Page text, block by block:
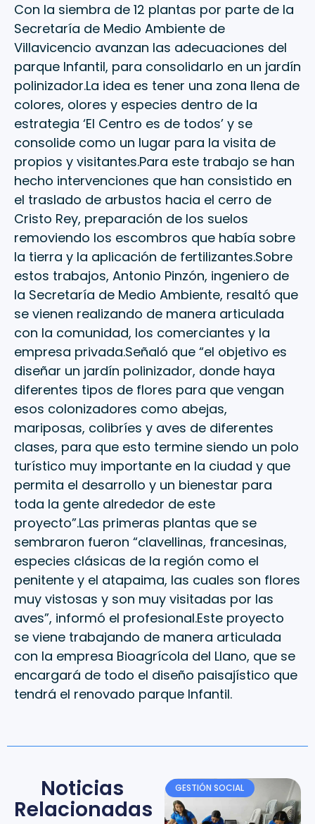
Con la siembra de 12 plantas por parte de la
Secretaría de Medio Ambiente de
Villavicencio avanzan las adecuaciones del
parque Infantil, para consolidarlo en un jardín
polinizador.La idea es tener una zona llena de
colores, olores y especies dentro de la
estrategia ‘El Centro es de todos’ y se
consolide como un lugar para la visita de
propios y visitantes.Para este trabajo se han
hecho intervenciones que han consistido en
el traslado de arbustos hacia el cerro de
Cristo Rey, preparación de los suelos
removiendo los escombros que había sobre
la tierra y la aplicación de fertilizantes.Sobre
estos trabajos, Antonio Pinzón, ingeniero de
la Secretaría de Medio Ambiente, resaltó que
se vienen realizando de manera articulada
con la comunidad, los comerciantes y la
empresa privada.Señaló que “el objetivo es
diseñar un jardín polinizador, donde haya
diferentes tipos de flores para que vengan
esos colonizadores como abejas,
mariposas, colibríes y aves de diferentes
clases, para que esto termine siendo un polo
turístico muy importante en la ciudad y que
permita el desarrollo y un bienestar para
toda la gente alrededor de este
proyecto”.Las primeras plantas que se
sembraron fueron “clavellinas, francesinas,
especies clásicas de la región como el
penitente y el atapaima, las cuales son flores
muy vistosas y son muy visitadas por las
aves”, informó el profesional.Este proyecto
se viene trabajando de manera articulada
con la empresa Bioagrícola del Llano, que se
encargará de todo el diseño paisajístico que
tendrá el renovado parque Infantil.
Noticias
Relacionadas
GESTIÓN SOCIAL